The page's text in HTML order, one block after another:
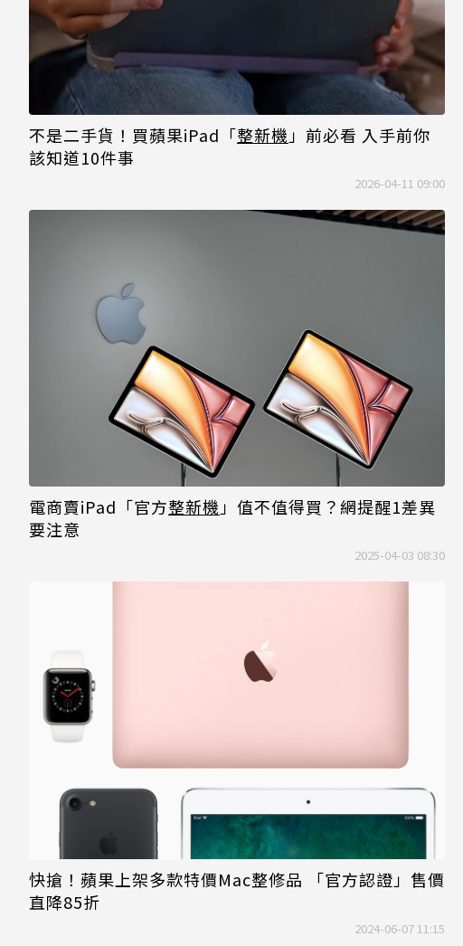
不是二手貨！買蘋果iPad「整新機 」前必看 入手前你
該知道10件事
2026-04-11 09:00
電商賣iPad「官方整新機」值不值得買？網提醒1差異
要注意
2025-04-03 08:30
快搶！蘋果上架多款特價Mac整修品 「官方認證」售價
直降85折
2024-06-07 11:15